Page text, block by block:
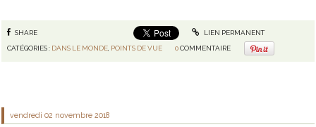
SHARE
LIEN PERMANENT
CATÉGORIES : DANS LE MONDE POINTS DE VUE 0 COMMENTAIRE
vendredi 02 novembre 2018